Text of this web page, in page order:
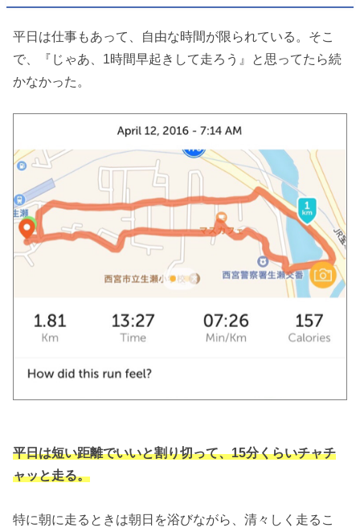
平日は仕事もあって、自由な時間が限られている。そこ
で、『じゃあ、1時間早起きして走ろう』と思ってたら続
かなかった。
平日は短い距離でいいと割り切って、15分くらいチャチ
ャッと走る。
特に朝に走るときは朝日を浴びながら、清々しく走るこ